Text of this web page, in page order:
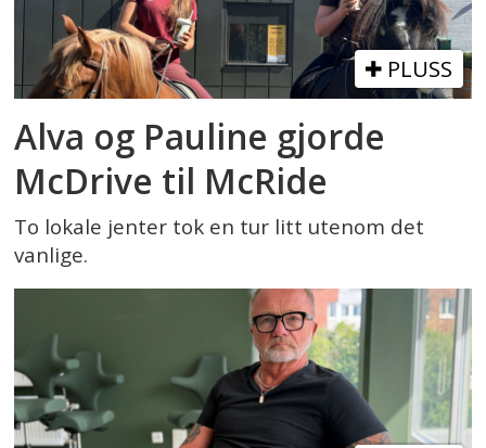
PLUSS
Alva og Pauline gjorde
McDrive til McRide
To lokale jenter tok en tur litt utenom det
vanlige.